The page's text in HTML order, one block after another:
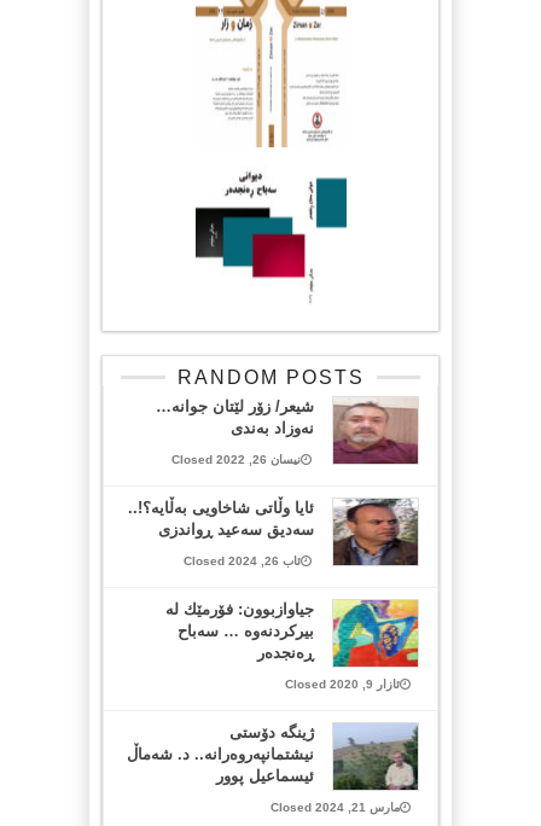
RANDOM POSTS
شیعر/ زۆر لێتان جوانە…
نەوزاد بەندی
نیسان 26, 2022 Closed
ئایا وڵاتی شاخاویی بەڵایە؟!..
سەدیق سەعید ڕواندزی
ئاب 26, 2024 Closed
جیاوازبوون: فۆرمێك له‌
بیركردنه‌وه‌ … سه‌باح
ڕه‌نجده‌ر
ئازار 9, 2020 Closed
ژینگە دۆستی
نیشتمانپەروەرانە.. د. شەماڵ
ئیسماعیل پوور
مارس 21, 2024 Closed